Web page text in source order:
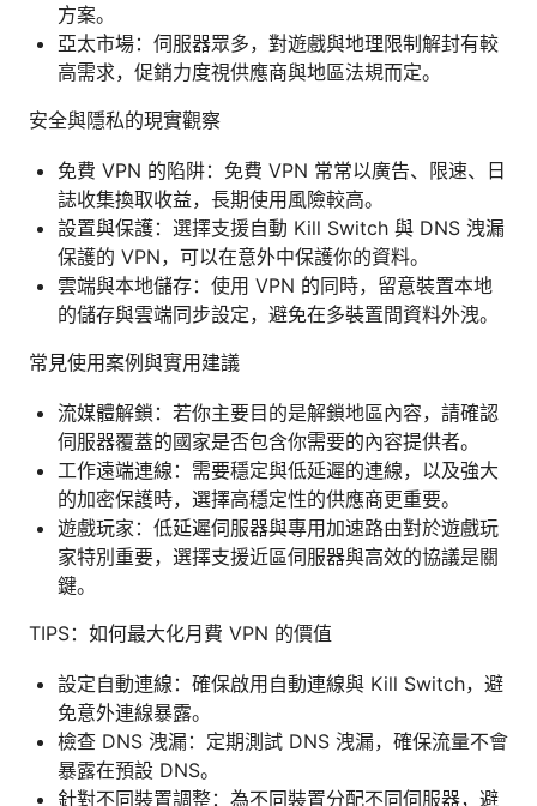
方案。
亞太市場：伺服器眾多，對遊戲與地理限制解封有較
高需求，促銷力度視供應商與地區法規而定。
安全與隱私的現實觀察
免費 VPN 的陷阱：免費 VPN 常常以廣告、限速、日
誌收集換取收益，長期使用風險較高。
設置與保護：選擇支援自動 Kill Switch 與 DNS 洩漏
保護的 VPN，可以在意外中保護你的資料。
雲端與本地儲存：使用 VPN 的同時，留意裝置本地
的儲存與雲端同步設定，避免在多裝置間資料外洩。
常見使用案例與實用建議
流媒體解鎖：若你主要目的是解鎖地區內容，請確認
伺服器覆蓋的國家是否包含你需要的內容提供者。
工作遠端連線：需要穩定與低延遲的連線，以及強大
的加密保護時，選擇高穩定性的供應商更重要。
遊戲玩家：低延遲伺服器與專用加速路由對於遊戲玩
家特別重要，選擇支援近區伺服器與高效的協議是關
鍵。
TIPS：如何最大化月費 VPN 的價值
設定自動連線：確保啟用自動連線與 Kill Switch，避
免意外連線暴露。
檢查 DNS 洩漏：定期測試 DNS 洩漏，確保流量不會
暴露在預設 DNS。
針對不同裝置調整：為不同裝置分配不同伺服器，避